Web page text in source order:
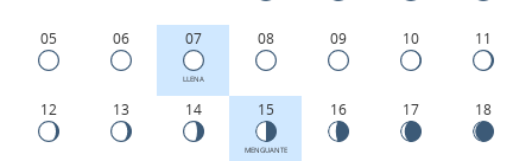
05 06 07
LLENA
08 09 10 11
12 13 14 15
MENGUANTE
16 17 18